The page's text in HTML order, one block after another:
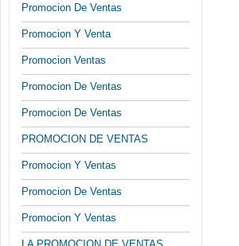
Promocion De Ventas
Promocion Y Venta
Promocion Ventas
Promocion De Ventas
Promocion De Ventas
PROMOCION DE VENTAS
Promocion Y Ventas
Promocion De Ventas
Promocion Y Ventas